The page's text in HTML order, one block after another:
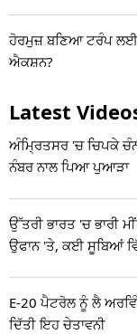
ਹੋਰਮੁਜ਼ ਬਣਿਆ ਟਰੰਪ ਲਈ
ਐਕਸ਼ਨ?
Latest
ਅੰਮ੍ਰਿਤਸਰ 'ਚ ਚਿਪਕੇ
ਨੰਬਰ ਨਾਲ ਪਿਆ ਪੁਆੜਾ
ਉੱਤਰੀ ਭਾਰਤ 'ਚ ਭਾਰੀ
ਉਫਾਨ 'ਤੇ, ਕਈ ਸੂਬਿਆਂ
E-20 ਪੈਟਰੋਲ ਨੂੰ ਲੈ
ਦਿੱਤੀ ਇਹ ਚੇਤਾਵਨੀ